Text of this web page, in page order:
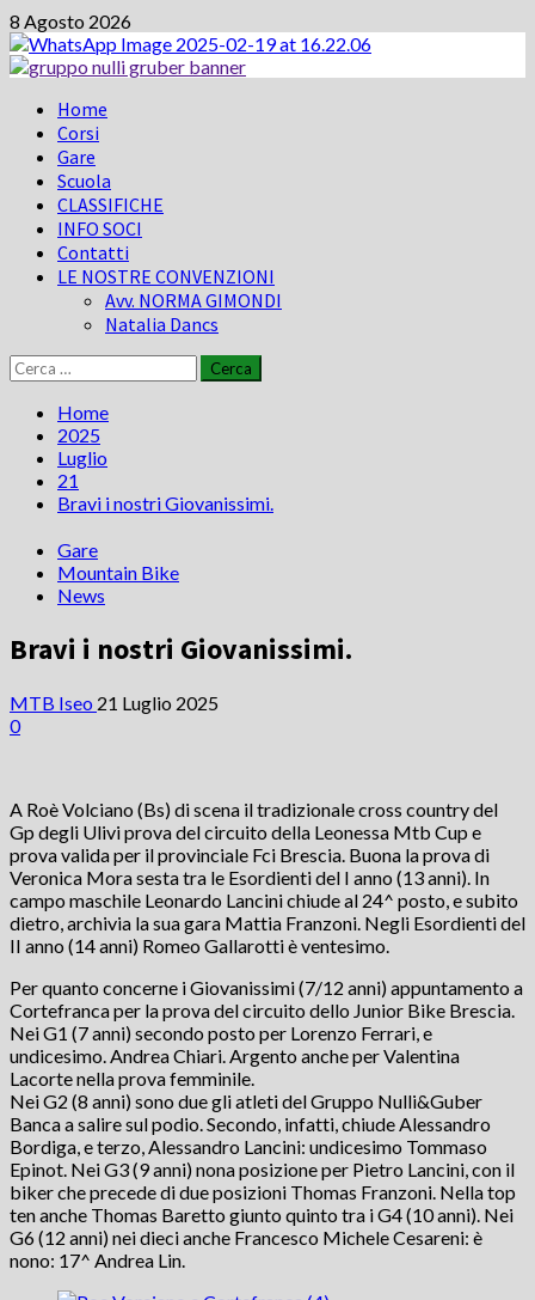
Vai
al
contenuto
8 Agosto 2026
Menu
principale
Home
Corsi
Gare
Scuola
CLASSIFICHE
INFO SOCI
Contatti
LE NOSTRE CONVENZIONI
Avv. NORMA GIMONDI
Natalia Dancs
Ricerca
per:
Home
2025
Luglio
21
Bravi i nostri Giovanissimi.
Gare
Mountain Bike
News
Bravi i nostri Giovanissimi.
MTB Iseo 21 Luglio 2025
0
A Roè Volciano (Bs) di scena il tradizionale cross country del
Gp degli Ulivi prova del circuito della Leonessa Mtb Cup e
prova valida per il provinciale Fci Brescia. Buona la prova di
Veronica Mora sesta tra le Esordienti del I anno (13 anni). In
campo maschile Leonardo Lancini chiude al 24^ posto, e subito
dietro, archivia la sua gara Mattia Franzoni. Negli Esordienti del
II anno (14 anni) Romeo Gallarotti è ventesimo.
Per quanto concerne i Giovanissimi (7/12 anni) appuntamento a
Cortefranca per la prova del circuito dello Junior Bike Brescia.
Nei G1 (7 anni) secondo posto per Lorenzo Ferrari, e
undicesimo. Andrea Chiari. Argento anche per Valentina
Lacorte nella prova femminile.
Nei G2 (8 anni) sono due gli atleti del Gruppo Nulli&Guber
Banca a salire sul podio. Secondo, infatti, chiude Alessandro
Bordiga, e terzo, Alessandro Lancini: undicesimo Tommaso
Epinot. Nei G3 (9 anni) nona posizione per Pietro Lancini, con il
biker che precede di due posizioni Thomas Franzoni. Nella top
ten anche Thomas Baretto giunto quinto tra i G4 (10 anni). Nei
G6 (12 anni) nei dieci anche Francesco Michele Cesareni: è
nono: 17^ Andrea Lin.